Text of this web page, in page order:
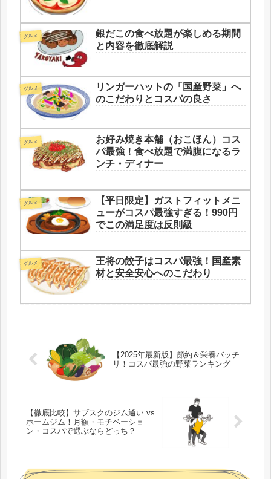
グルメ
銀だこの食べ放題が楽しめる期間
と内容を徹底解説
グルメ
リンガーハットの「国産野菜」へ
のこだわりとコスパの良さ
グルメ
お好み焼き本舗（おこほん）コス
パ最強！食べ放題で満腹になるラ
ンチ・ディナー
グルメ
【平日限定】ガストフィットメニ
ューがコスパ最強すぎる！990円
でこの満足度は反則級
グルメ
王将の餃子はコスパ最強！国産素
材と安全安心へのこだわり
【2025年最新版】節約＆栄養バッチ
リ！コスパ最強の野菜ランキング
【徹底比較】サブスクのジム通い vs
ホームジム！月額・モチベーショ
ン・コスパで選ぶならどっち？